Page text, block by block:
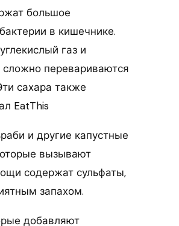
большое
в кишечнике.
газ и
перевариваются
сахара также
EatThis
и другие капустные
вызывают
содержат сульфаты,
запахом.
добавляют